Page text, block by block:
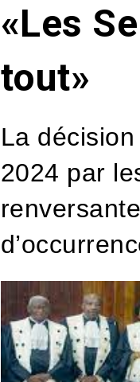
«Les
tout»
La
2024 par